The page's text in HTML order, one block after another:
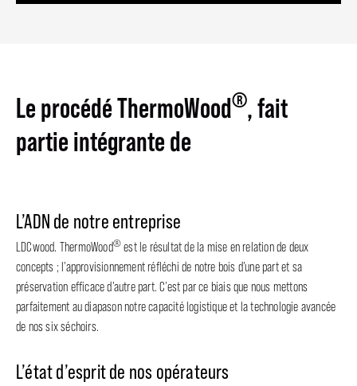
Le procédé ThermoWood®, fait
partie intégrante de
L’ADN de notre entreprise
LDCwood. ThermoWood® est le résultat de la mise en relation de deux
concepts ; l’approvisionnement réfléchi de notre bois d’une part et sa
préservation efficace d’autre part. C’est par ce biais que nous mettons
parfaitement au diapason notre capacité logistique et la technologie avancée
de nos six séchoirs.
L’état d’esprit de nos opérateurs